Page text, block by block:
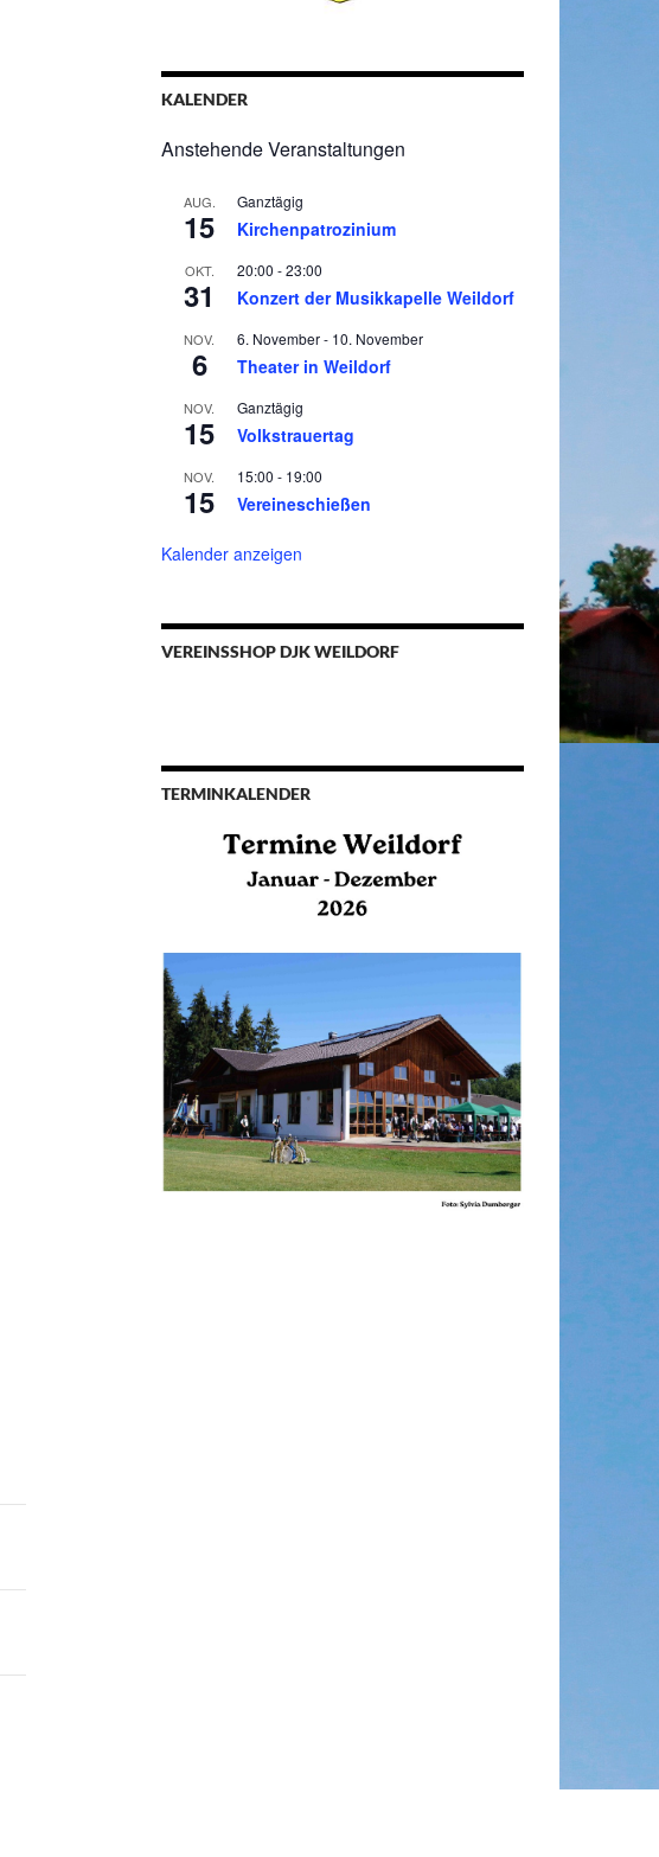
KALENDER
Anstehende Veranstaltungen
AUG.
15
Ganztägig
Kirchenpatrozinium
OKT.
31
20:00 -23:00
Konzert der Musikkapelle Weildorf
NOV.
6
6. November- 10. November
Theater in Weildorf
NOV.
15
Ganztägig
Volkstrauertag
NOV.
15
15:00 - 19:00
Vereineschießen
Kalender anzeigen
VEREINSSHOP DJK WEILDORF
TERMINKALENDER